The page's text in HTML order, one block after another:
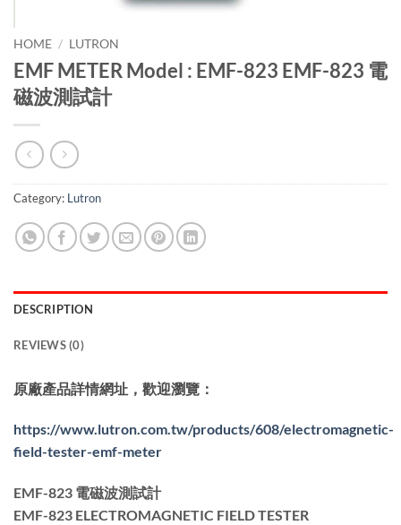
HOME / LUTRON
EMF METER Model : EMF-823 EMF-823 電
磁波測試計
Category: Lutron
DESCRIPTION
REVIEWS (0)
原廠產品詳情網址，歡迎瀏覽：
https://www.lutron.com.tw/products/608/electromagnetic-
field-tester-emf-meter
EMF-823 電磁波測試計
EMF-823 ELECTROMAGNETIC FIELD TESTER